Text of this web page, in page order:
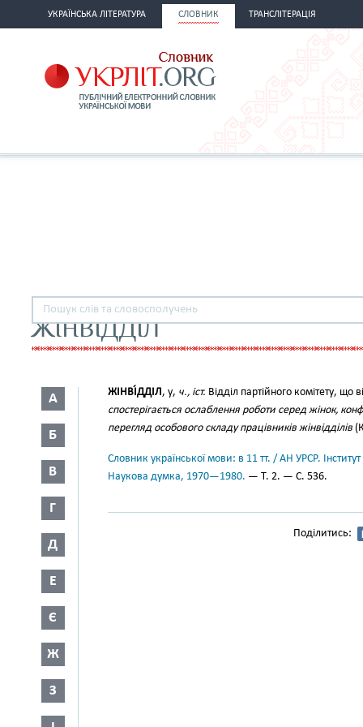
УКРАЇНСЬКА ЛІТЕРАТУРА СЛОВНИК ТРАНСЛІТЕРАЦІЯ
ЖІНВІДДІЛ
А
Б
В
Г
Д
Е
Є
Ж
З
ЖІНВІ́ДДІЛ, у, ч., іст. Відділ партійного комітету, що
спостерігається ослаблення роботи серед жінок,
перегляд особового складу працівників жінвідділів
Словник української мови: в 11 тт. / АН УРСР.
Наукова думка, 1970—1980. — Т. 2. — С. 536.
Поділитись: